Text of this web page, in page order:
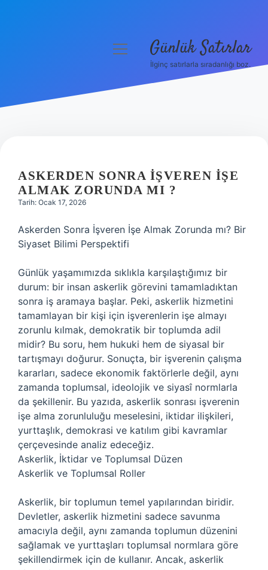
Hakkımızda
menüyü Günlük Satırlar
İlginç satırlarla sıradanlığı boz.
ASKERDEN SONRA IŞVEREN IŞE
ALMAK ZORUNDA MI ?
Tarih: Ocak 17, 2026
Askerden Sonra İşveren İşe Almak Zorunda mı? Bir
Siyaset Bilimi Perspektifi
Günlük yaşamımızda sıklıkla karşılaştığımız bir
durum: bir insan askerlik görevini tamamladıktan
sonra iş aramaya başlar. Peki, askerlik hizmetini
tamamlayan bir kişi için işverenlerin işe almayı
zorunlu kılmak, demokratik bir toplumda adil
midir? Bu soru, hem hukuki hem de siyasal bir
tartışmayı doğurur. Sonuçta, bir işverenin çalışma
kararları, sadece ekonomik faktörlerle değil, aynı
zamanda toplumsal, ideolojik ve siyasî normlarla
da şekillenir. Bu yazıda, askerlik sonrası işverenin
işe alma zorunluluğu meselesini, iktidar ilişkileri,
yurttaşlık, demokrasi ve katılım gibi kavramlar
çerçevesinde analiz edeceğiz.
Askerlik, İktidar ve Toplumsal Düzen
Askerlik ve Toplumsal Roller
Askerlik, bir toplumun temel yapılarından biridir.
Devletler, askerlik hizmetini sadece savunma
amacıyla değil, aynı zamanda toplumun düzenini
sağlamak ve yurttaşları toplumsal normlara göre
şekillendirmek için de kullanır. Ancak, askerlik